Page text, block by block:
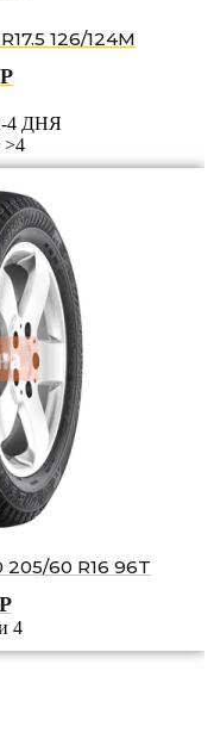
126/124M
Р
4 ДНЯ
>4
60 R16 96T
Р
4